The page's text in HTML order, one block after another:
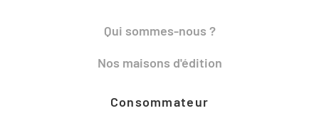
Qui sommes-nous ?
Nos maisons d'édition
Consommateur